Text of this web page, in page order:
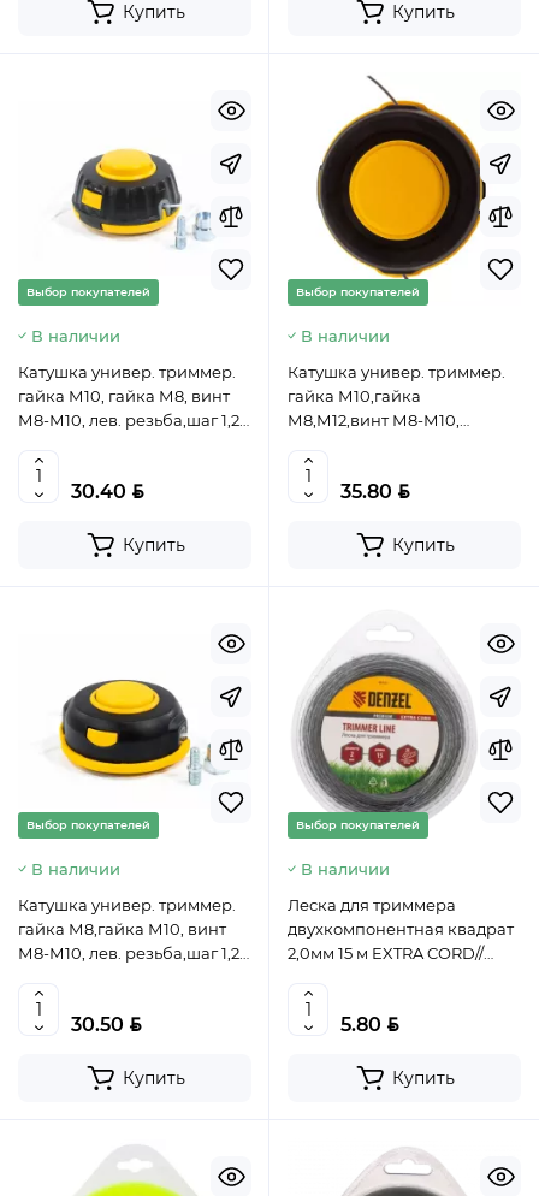
Купить Купить
Выбор покупателей
В наличии
Катушка универ. триммер.
гайка М10, гайка М8, винт
М8-М10, лев. резьба,шаг 1,25
30.40 BYN
Купить
Выбор покупателей
В наличии
Катушка универ. триммер.
гайка М10,гайка
М8,М12,винт М8-М10,
DENZEL, 96314
35.80 BYN
Купить
Выбор покупателей
В наличии
Катушка универ. триммер.
гайка М8,гайка М10, винт
М8-М10, лев. резьба,шаг 1,25
30.50 BYN
Купить
Выбор покупателей
В наличии
Леска для триммера
двухкомпонентная квадрат
2,0мм 15 м EXTRA CORD//
4044996166704
5.80 BYN
Купить